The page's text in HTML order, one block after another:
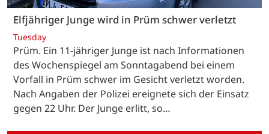
Elfjähriger Junge wird in Prüm schwer verletzt
Tuesday
Prüm. Ein 11-jähriger Junge ist nach Informationen
des Wochenspiegel am Sonntagabend bei einem
Vorfall in Prüm schwer im Gesicht verletzt worden.
Nach Angaben der Polizei ereignete sich der Einsatz
gegen 22 Uhr. Der Junge erlitt, so…